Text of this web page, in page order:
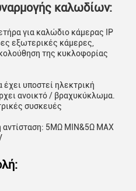
καλωδίων:
για καλώδιο κάμερας IP
εξωτερικές κάμερες,
της κυκλοφορίας
έχει υποστεί ηλεκτρική
ανοικτό / βραχυκύκλωμα.
συσκευές
5MΩ MIN&5Ω MAX